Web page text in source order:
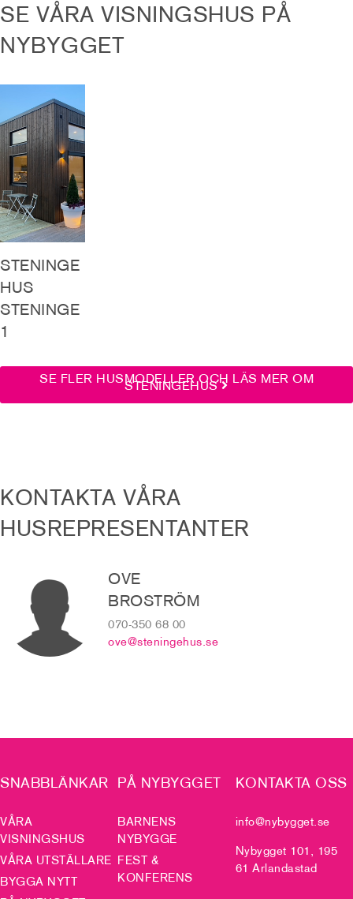
SE VÅRA VISNINGSHUS PÅ
NYBYGGET
STENINGE
HUS
STENINGE
1
SE FLER HUSMODELLER OCH LÄS MER OM
STENINGEHUS
KONTAKTA VÅRA
HUSREPRESENTANTER
OVE
BROSTRÖM
070-350 68 00
ove@steningehus.se
SNABBLÄNKAR
VÅRA
VISNINGSHUS
VÅRA UTSTÄLLARE
BYGGA NYTT
PÅ NYBYGGET
BARNENS
NYBYGGE
FEST &
KONFERENS
KONTAKTA OSS
info@nybygget.se
Nybygget 101, 195
61 Arlandastad